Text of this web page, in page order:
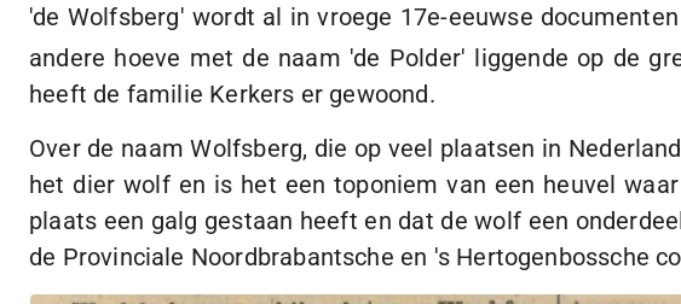
'de Wolfsberg' wordt al in vroege 17e-eeuwse
andere hoeve met de naam 'de Polder' liggende op de
heeft de familie Kerkers er gewoond.
Over de naam Wolfsberg, die op veel plaatsen in
het dier wolf en is het een toponiem van een heuvel
plaats een galg gestaan heeft en dat de wolf een
de Provinciale Noordbrabantsche en 's Hertogenbossche